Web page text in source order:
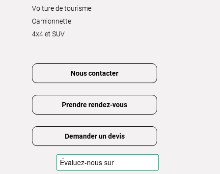
Voiture de tourisme
Camionnette
4x4 et SUV
Nous contacter
Prendre rendez-vous
Demander un devis